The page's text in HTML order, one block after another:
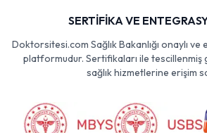
SERTİFİKA VE
Doktorsitesi.com Sağlık Bakanlığı onaylı ve
platformudur. Sertifikaları ile tescillenmiş
sağlık hizmetlerine erişim